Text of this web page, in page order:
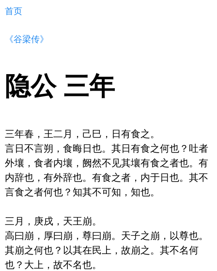
首页
《谷梁传》
隐公 三年
三年春，王二月，己巳，日有食之。
言日不言朔，食晦日也。其日有食之何也？吐者
外壤，食者内壤，阙然不见其壤有食之者也。有
内辞也，有外辞也。有食之者，内于日也。其不
言食之者何也？知其不可知，知也。
三月，庚戌，天王崩。
高曰崩，厚曰崩，尊曰崩。天子之崩，以尊也。
其崩之何也？以其在民上，故崩之。其不名何
也？大上，故不名也。